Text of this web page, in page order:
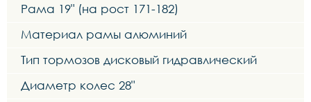
Рама 19" (на рост 171-182)
Материал рамы алюминий
Тип тормозов дисковый гидравлический
Диаметр колес 28"